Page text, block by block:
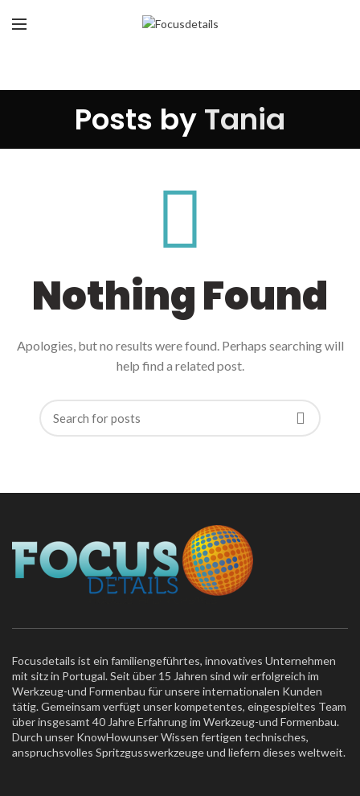
Posts byTania
Nothing Found
Apologies, but no results were found. Perhaps searching will
help find a related post.
Focusdetails ist ein familiengeführtes, innovatives Unternehmen
mit sitz in Portugal. Seit über 15 Jahren sind wir erfolgreich im
Werkzeug-und Formenbau für unsere internationalen Kunden
tätig. Gemeinsam verfügt unser kompetentes, eingespieltes Team
über insgesamt 40 Jahre Erfahrung im Werkzeug-und Formenbau.
Durch unser KnowHowunser Wissen fertigen technisches,
anspruchsvolles Spritzgusswerkzeuge und liefern dieses weltweit.